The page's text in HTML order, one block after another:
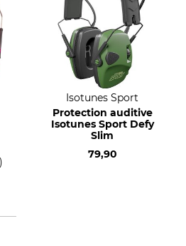
Isotunes Sport
Protection auditive
Isotunes Sport Defy
Slim
79,90